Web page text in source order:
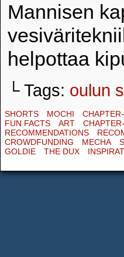
Mannisen
helpottaa
└ Tags: oulun
SHORTS MOCHI
FUN FACTS
ART
RECOMMENDATIONS
CROWDFUNDING
MECHA
GOLDIE
THE DUX